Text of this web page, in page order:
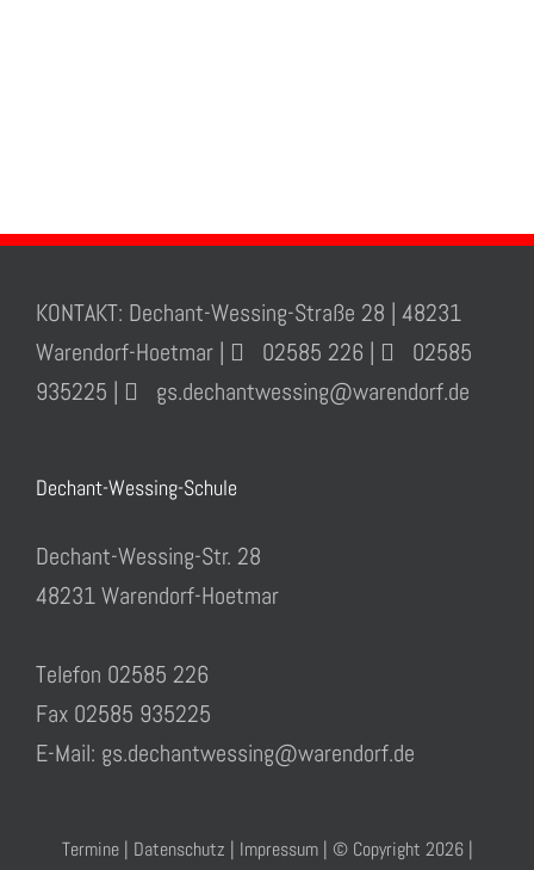
KONTAKT: Dechant-Wessing-Straße 28 | 48231
Warendorf-Hoetmar |
02585 226 |
02585
935225 |
gs.dechantwessing@warendorf.de
Dechant-Wessing-Schule
Dechant-Wessing-Str. 28
48231 Warendorf-Hoetmar
Telefon 02585 226
Fax 02585 935225
E-Mail: gs.dechantwessing@warendorf.de
Termine| Datenschutz | Impressum| © Copyright 2026 |